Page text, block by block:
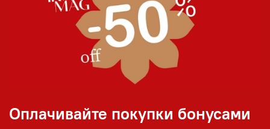
Оплачивайте покупки бонусами